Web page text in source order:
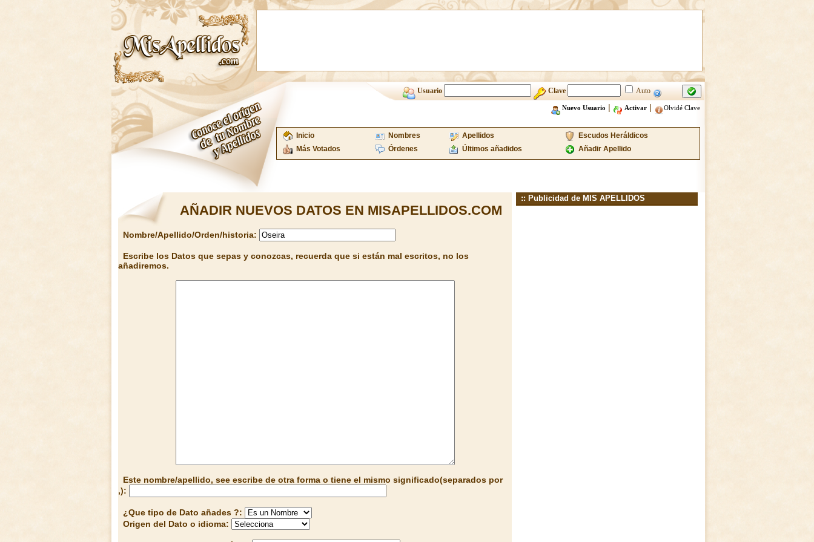
Usuario Clave Auto
Nuevo Usuario | Activar| Olvidé Clave
Inicio Nombres Apellidos
Escudos Heráldicos
Más Votados
Órdenes Últimos añadidos Añadir Apellido
AÑADIR NUEVOS DATOS EN MISAPELLIDOS.COM
Nombre/Apellido/Orden/historia:
Escribe los Datos que sepas y conozcas, recuerda que si están mal escritos, no los
añadiremos.
Este nombre/apellido, see escribe de otra forma o tiene el mismo significado(separados por
,):
¿Que tipo de Dato añades ?:
Origen del Dato o idioma:
:: Publicidad de MIS APELLIDOS